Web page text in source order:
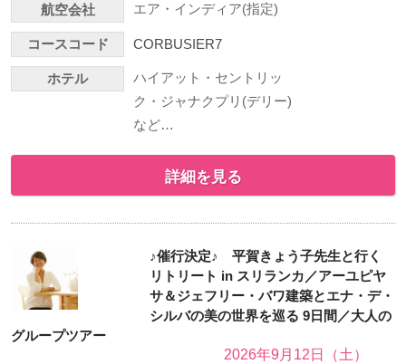
航空会社 エア・インディア(指定)
コースコード CORBUSIER7
ホテル
ハイアット・セントリッ
ク・ジャナクプリ(デリー)
など…
詳細を見る
♪催行決定♪ 平賀きょう子先生と行く
リトリート in スリランカ／アーユピヤ
サ＆ジェフリー・バワ建築とエナ・デ・
シルバの美の世界を巡る 9日間／大人の
グループツアー
2026年9月12日（土）